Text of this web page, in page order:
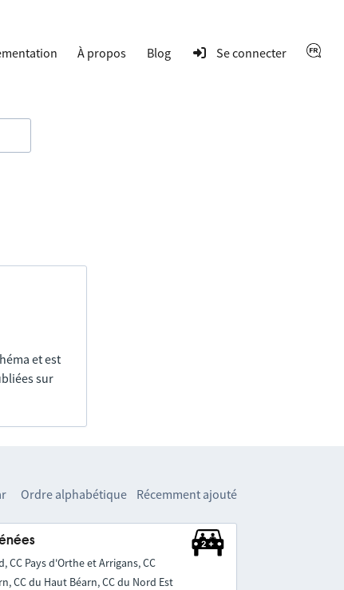
À propos Blog Se connecter
et est
sur
Ordre alphabétique Récemment ajouté
CC Pays d'Orthe et Arrigans, CC
CC du Haut Béarn, CC du Nord Est